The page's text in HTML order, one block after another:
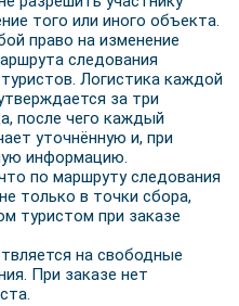
того или иного объекта.
право на изменение
следования
Логистика каждой
за три
после чего каждый
уточнённую и, при
информацию.
по маршруту следования
только в точки сбора,
туристом при заказе
на свободные
При заказе нет